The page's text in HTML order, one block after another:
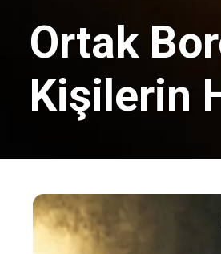
Ortak
Kişilerin